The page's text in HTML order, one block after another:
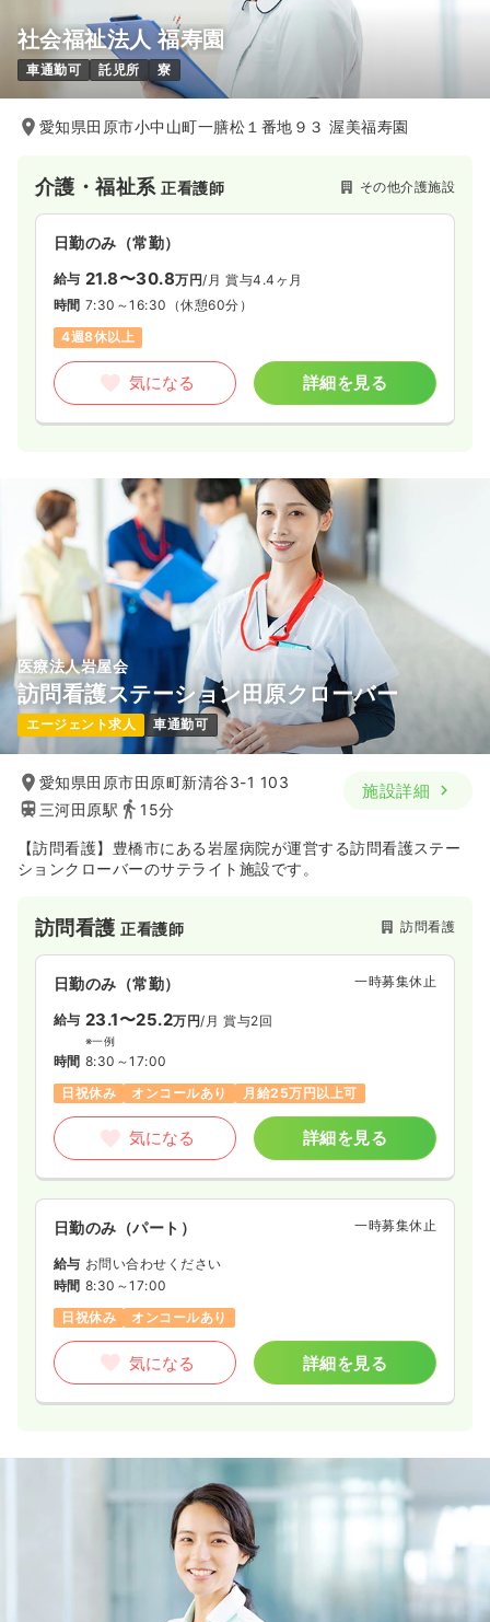
日勤のみ（パート） 一時募集休止
給与 時給1,200円
時間 8:30～17:30
ブランク可
時給1,200円以上可
気になる 詳細を見る
社会福祉法人 福寿園
車通勤可 託児所 寮
愛知県田原市小中山町一膳松１番地９３ 渥美福寿園
介護・福祉系正看護師 その他介護施設
日勤のみ（常勤）
給与 21.8〜30.8万円/月 賞与4.4ヶ月
時間 7:30～16:30 （休憩60分）
4週8休以上
気になる 詳細を見る
医療法人岩屋会
訪問看護ステーション田原クローバー
エージェント求人 車通勤可
愛知県田原市田原町新清谷3-1 103
三河田原駅
15分
施設詳細
【訪問看護】豊橋市にある岩屋病院が運営する訪問看護ステー
ションクローバーのサテライト施設です。
訪問看護正看護師 訪問看護
日勤のみ（常勤） 一時募集休止
給与 23.1〜25.2万円/月 賞与2回
※一例
時間 8:30～17:00
日祝休み
オンコールあり 月給25万円以上可
気になる 詳細を見る
日勤のみ（パート） 一時募集休止
給与 お問い合わせください
時間 8:30～17:00
日祝休み
オンコールあり
気になる 詳細を見る